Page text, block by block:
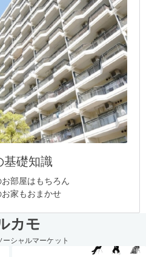
基礎知識
お部屋はもちろん
家もおまかせ
カモ
シャルマーケット